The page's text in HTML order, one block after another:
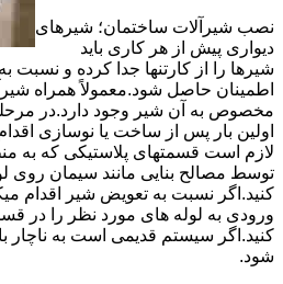
نصب شیرآلات ساختمان؛ شیرهای
دیواری پیش از هر کاری باید
شیرها را از کارتنها جدا کرده و نسبت
اطمینان حاصل شود.معمولاً همراه
مخصوص به آن شیر وجود دارد.در
اولین بار پس از ساخت یا نوسازی
لازم است قسمتهای پلاستیکی که به
توسط مصالح بنایی مانند سیمان روی
کنید.اگر نسبت به تعویض شیر اقدام
ورودی به لوله های مورد نظر را در
کنید.اگر سیستم قدیمی است به ناچار
شود.